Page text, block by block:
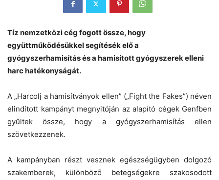
Tíz nemzetközi cég fogott össze, hogy
együttműködésükkel segítésék elő a
gyógyszerhamisítás és a hamisított gyógyszerek elleni
harc hatékonyságát.
A „Harcolj a hamisítványok ellen” („Fight the Fakes”) néven
elindított kampányt megnyitóján az alapító cégek Genfben
gyűltek össze, hogy a gyógyszerhamisítás ellen
szövetkezzenek.
A kampányban részt vesznek egészségügyben dolgozó
szakemberek, különböző betegségekre szakosodott